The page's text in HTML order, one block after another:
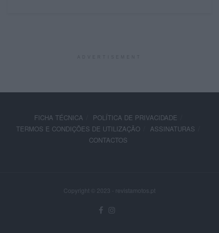
FICHA TÉCNICA
POLÍTICA DE PRIVACIDADE
TERMOS E CONDIÇÕES DE UTILIZAÇÃO
ASSINATURAS
CONTACTOS
Copyright © 2023 - revistamotos.pt